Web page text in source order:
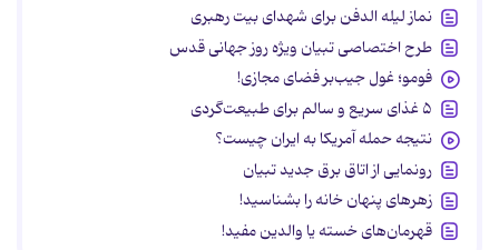
نماز لیله الدفن برای شهدای بیت رهبری
طرح اختصاصی تبیان ویژه روز جهانی قدس
فومو؛ غول جیب‌بر فضای مجازی!
۵ غذای سریع و سالم برای طبیعت‌گردی
نتیجه حمله آمریکا به ایران چیست؟
رونمایی از اتاق برق جدید تبیان
زهرهای پنهان خانه را بشناسید!
قهرمان‌های خسته یا والدین مفید!